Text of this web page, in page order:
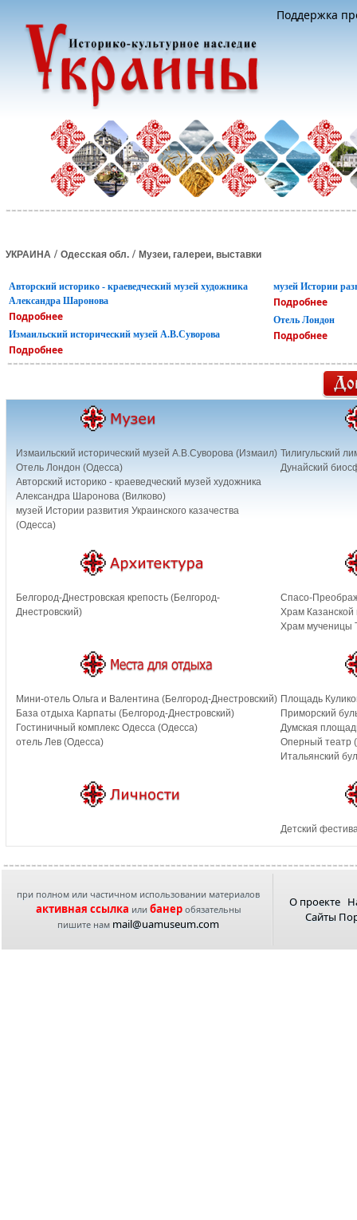
Поддержка
УКРАИНА / Одесская обл. / Музеи, галереи, выставки
Авторский историко - краеведческий музей художника
Александра Шаронова
Подробнее
Измаильский исторический музей А.В.Суворова
Подробнее
музей Истории
Подробнее
Отель Лондон
Подробнее
Измаильский исторический музей А.В.Суворова (Измаил)
Отель Лондон (Одесса)
Авторский историко - краеведческий музей художника
Александра Шаронова (Вилково)
музей Истории развития Украинского казачества
(Одесса)
Тилигульский
Дунайский
Белгород-Днестровская крепость (Белгород-
Днестровский)
Спасо-
Храм
Храм мученицы
Мини-отель Ольга и Валентина (Белгород-Днестровский)
База отдыха Карпаты (Белгород-Днестровский)
Гостиничный комплекс Одесса (Одесса)
отель Лев (Одесса)
Площадь
Приморский
Думская
Оперный театр
Итальянский
Детский
при полном или частичном использовании материалов
активная ссылка или банеробязательны
пишите нам mail@uamuseum.com
О проекте
Сайты